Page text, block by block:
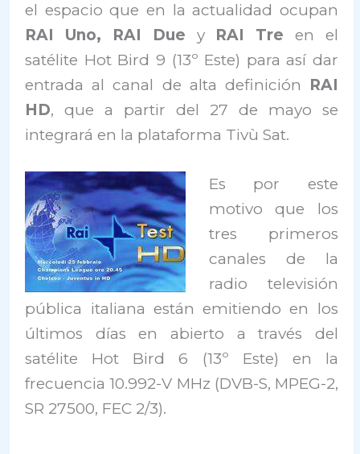
el espacio que en la actualidad ocupan
RAI Uno, RAI Due y RAI Tre en el
satélite Hot Bird 9 (13º Este) para así dar
entrada al canal de alta definición RAI
HD, que a partir del 27 de mayo se
integrará en la plataforma Tivù Sat.
Es por este
motivo que los
tres primeros
canales de la
radio televisión
pública italiana están emitiendo en los
últimos días en abierto a través del
satélite Hot Bird 6 (13º Este) en la
frecuencia 10.992-V MHz (DVB-S, MPEG-2,
SR 27500, FEC 2/3).